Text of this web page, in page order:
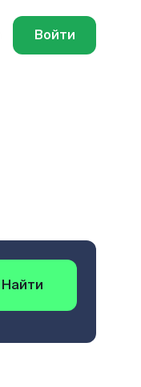
Войти
Найти